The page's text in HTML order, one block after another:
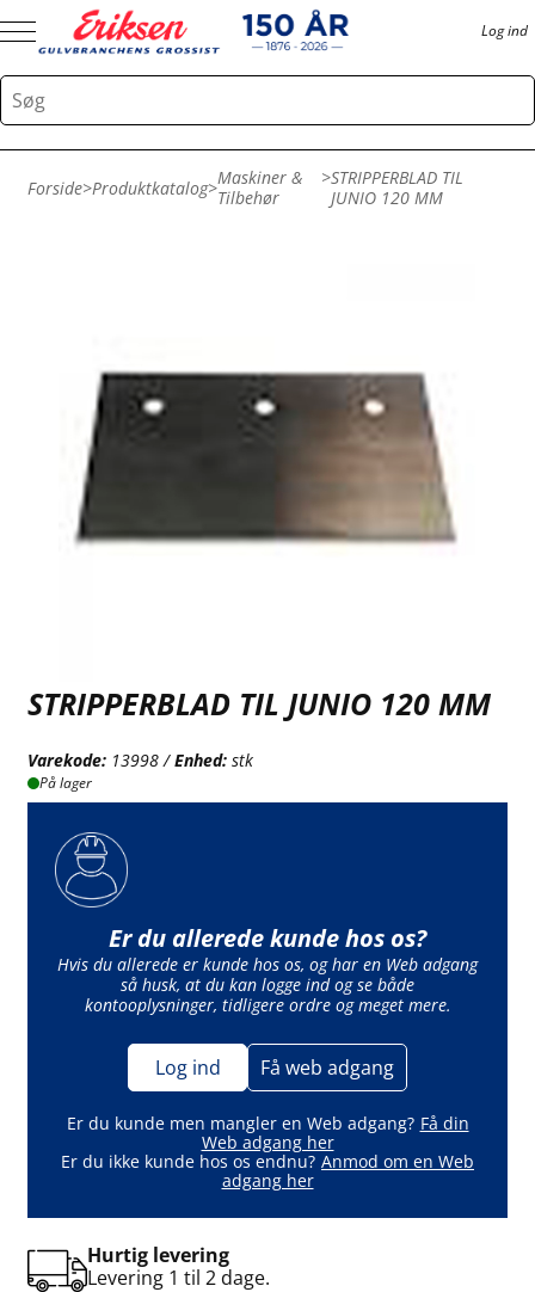
Log ind
Forside>Produktkatalog>Maskiner &
Tilbehør
>STRIPPERBLAD TIL
JUNIO 120 MM
STRIPPERBLAD TIL JUNIO 120 MM
Varekode: 13998 /Enhed: stk
På lager
Er du allerede kunde hos os?
Hvis du allerede er kunde hos os, og har en Web adgang
så husk, at du kan logge ind og se både
kontooplysninger, tidligere ordre og meget mere.
Log ind Få web adgang
Er du kunde men mangler en Web adgang? Få din
Web adgang her
Er du ikke kunde hos os endnu? Anmod om en Web
adgang her
Hurtig levering
Levering 1 til 2 dage.